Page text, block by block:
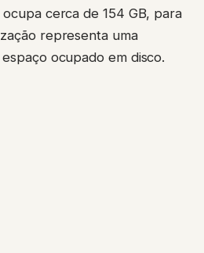
cerca de 154 GB, para
representa uma
ocupado em disco.